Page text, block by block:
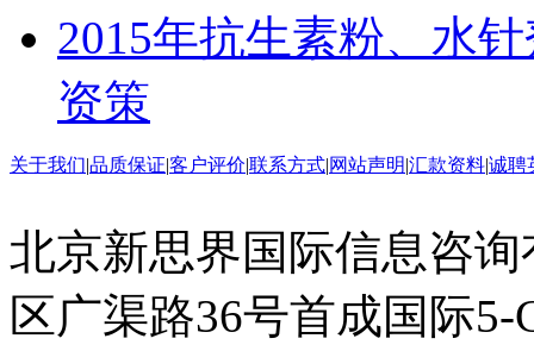
2015年抗生素粉、水
资策
关于我们|品质保证|客户评价|联系方式|网站声明|汇款资料|诚聘
北京新思界国际信息咨
区广渠路36号首成国际